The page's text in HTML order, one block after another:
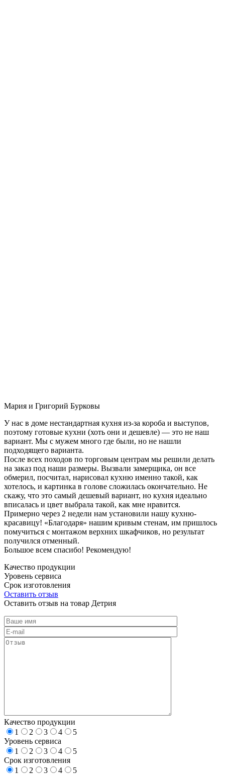
Мария и Григорий Бурковы
У нас в доме нестандартная кухня из-за короба и выступов,
поэтому готовые кухни (хоть они и дешевле) — это не наш
вариант. Мы с мужем много где были, но не нашли
подходящего варианта.
После всех походов по торговым центрам мы решили делать
на заказ под наши размеры. Вызвали замерщика, он все
обмерил, посчитал, нарисовал кухню именно такой, как
хотелось, и картинка в голове сложилась окончательно. Не
скажу, что это самый дешевый вариант, но кухня идеально
вписалась и цвет выбрала такой, как мне нравится.
Примерно через 2 недели нам установили нашу кухню-
красавицу! «Благодаря» нашим кривым стенам, им пришлось
помучиться с монтажом верхних шкафчиков, но результат
получился отменный.
Большое всем спасибо! Рекомендую!
Качество продукции
Уровень сервиса
Срок изготовления
Оставить отзыв
Оставить отзыв на товар Детрия
Качество продукции
1
2 3 4
5
Уровень сервиса
1
2 3 4
5
Срок изготовления
1
2 3 4
5